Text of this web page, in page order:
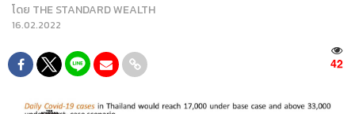
โดย THE STANDARD WEALTH
16.02.2022
42